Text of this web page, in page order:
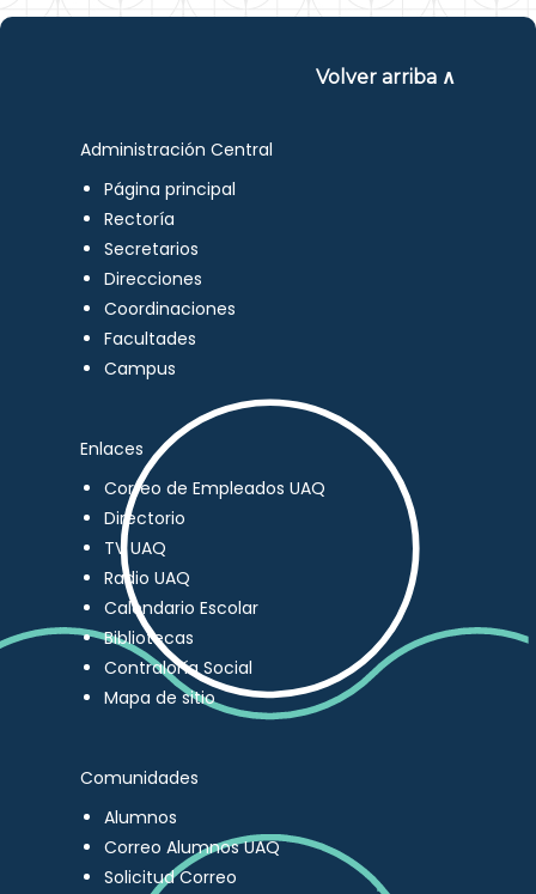
Volver arriba ∧
Administración Central
Página principal
Rectoría
Secretarios
Direcciones
Coordinaciones
Facultades
Campus
Enlaces
Correo de Empleados UAQ
Directorio
TV UAQ
Radio UAQ
Calendario Escolar
Bibliotecas
Contraloría Social
Mapa de sitio
Comunidades
Alumnos
Correo Alumnos UAQ
Solicitud Correo